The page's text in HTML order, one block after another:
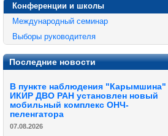
Конференции и школы
Международный семинар
Выборы руководителя
Последние новости
В пункте наблюдения "Карымшина"
ИКИР ДВО РАН установлен новый
мобильный комплекс ОНЧ-
пеленгатора
07.08.2026